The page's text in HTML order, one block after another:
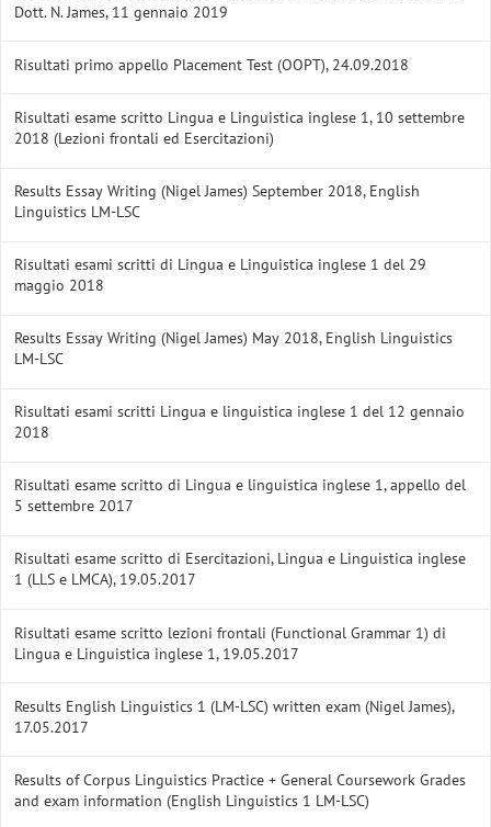
Dott. N. James, 11 gennaio 2019
Risultati primo appello Placement Test (OOPT), 24.09.2018
Risultati esame scritto Lingua e Linguistica inglese 1, 10 settembre
2018 (Lezioni frontali ed Esercitazioni)
Results Essay Writing (Nigel James) September 2018, English
Linguistics LM-LSC
Risultati esami scritti di Lingua e Linguistica inglese 1 del 29
maggio 2018
Results Essay Writing (Nigel James) May 2018, English Linguistics
LM-LSC
Risultati esami scritti Lingua e linguistica inglese 1 del 12 gennaio
2018
Risultati esame scritto di Lingua e linguistica inglese 1, appello del
5 settembre 2017
Risultati esame scritto di Esercitazioni, Lingua e Linguistica inglese
1 (LLS e LMCA), 19.05.2017
Risultati esame scritto lezioni frontali (Functional Grammar 1) di
Lingua e Linguistica inglese 1, 19.05.2017
Results English Linguistics 1 (LM-LSC) written exam (Nigel James),
17.05.2017
Results of Corpus Linguistics Practice + General Coursework Grades
and exam information (English Linguistics 1 LM-LSC)